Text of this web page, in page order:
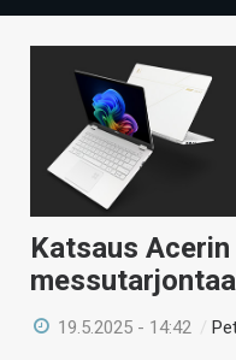
TECHBBS
TIETOA
HINTA.FI
KAUPPA
VAIHDA TEEMA
Katsaus
19.5.2025 - 14:42 /